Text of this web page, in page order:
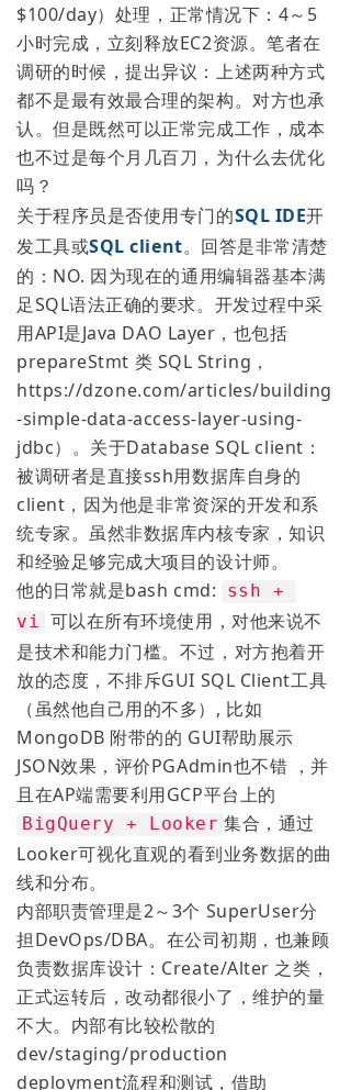
$100/day）处理，正常情况下：4～5
小时完成，立刻释放EC2资源。笔者在
调研的时候，提出异议：上述两种方式
都不是最有效最合理的架构。对方也承
认。但是既然可以正常完成工作，成本
也不过是每个月几百刀，为什么去优化
吗？
关于程序员是否使用专门的SQL IDE开
发工具或SQL client。回答是非常清楚
的：NO. 因为现在的通用编辑器基本满
足SQL语法正确的要求。开发过程中采
用API是Java DAO Layer，也包括
prepareStmt 类 SQL String，
https://dzone.com/articles/building
-simple-data-access-layer-using-
jdbc）。关于Database SQL client：
被调研者是直接ssh用数据库自身的
client，因为他是非常资深的开发和系
统专家。虽然非数据库内核专家，知识
和经验足够完成大项目的设计师。
他的日常就是bash cmd:
ssh +
vi
可以在所有环境使用，对他来说不
是技术和能力门槛。不过，对方抱着开
放的态度，不排斥GUI SQL Client工具
（虽然他自己用的不多）, 比如
MongoDB 附带的的 GUI帮助展示
JSON效果，评价PGAdmin也不错 ，并
且在AP端需要利用GCP平台上的
BigQuery + Looker 集合，通过
Looker可视化直观的看到业务数据的曲
线和分布。
内部职责管理是2～3个 SuperUser分
担DevOps/DBA。在公司初期，也兼顾
负责数据库设计：Create/Alter 之类，
正式运转后，改动都很小了，维护的量
不大。内部有比较松散的
dev/staging/production
deployment流程和测试，借助